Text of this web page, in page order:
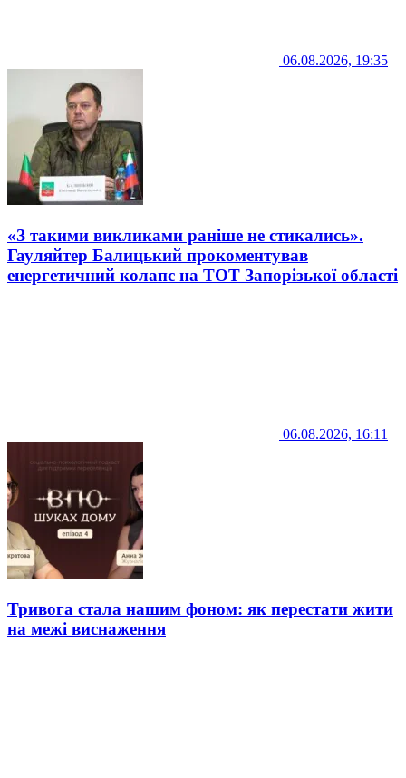
06.08.2026, 19:35
«З такими викликами раніше не стикались».
Гауляйтер Балицький прокоментував
енергетичний колапс на ТОТ Запорізької області
06.08.2026, 16:11
Тривога стала нашим фоном: як перестати жити
на межі виснаження